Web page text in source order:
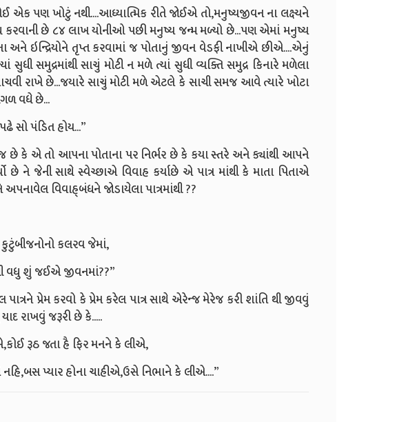
એક પણ ખોટું નથી....આધ્યાત્મિક રીતે જોઈએ તો,મનુષ્યજીવન ના લક્ષ્યને
કરવાની છે ૮૪ લાખ યોનીઓ પછી મનુષ્ય જન્મ મળ્યો છે...પણ એમાં મનુષ્ય
ઇન્દ્રિયોને તૃપ્ત કરવામાં જ પોતાનું જીવન વેડફી નાખીએ છીએ....એનું
સમુદ્રમાંથી સાચું મોટી ન મળે ત્યાં સુધી વ્યક્તિ સમુદ્ર કિનારે મળેલા
રાખે છે...જયારે સાચું મોટી મળે એટલે કે સાચી સમજ આવે ત્યારે ખોટા
વધે છે...
સો પંડિત હોય...”
કે એ તો આપના પોતાના પર નિર્ભર છે કે કયા સ્તરે અને ક્યાંથી આપને
છે ને જેની સાથે સ્વેચ્છાએ વિવાહ કર્યાછે એ પાત્ર માંથી કે માતા પિતાએ
વિવાહ્બંધને જોડાયેલા પાત્રમાંથી ??
કુટુંબીજનોનો કલરવ જેમાં,
વધુ શું જઈએ જીવનમાં??”
પ્રેમ કરવો કે પ્રેમ કરેલ પાત્ર સાથે એરેન્જ મેરેજ કરી શાંતિ થી જીવવું
રાખવું જરૂરી છે કે.....
રૂઠ જતા હૈ ફિર મનને કે લીએ,
નહિ,બસ પ્યાર હોના ચાહીએ,ઉસે નિભાને કે લીએ....”